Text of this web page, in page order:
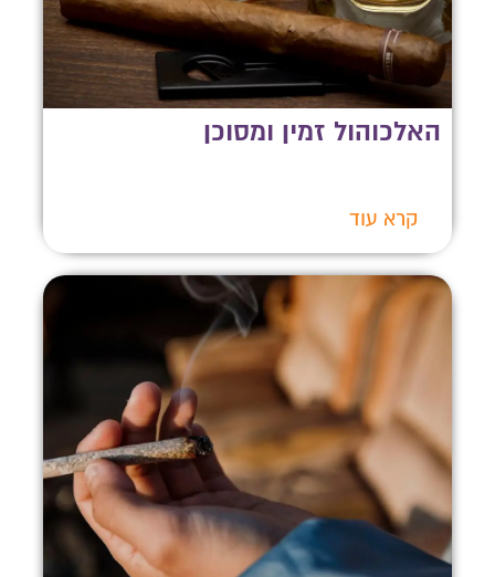
האלכוהול זמין ומסוכן
קרא עוד